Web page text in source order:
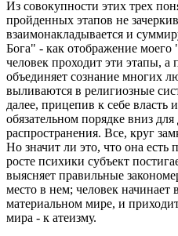
Из совокупности этих трех
пройденных этапов не
взаимонакладывается и
Бога" - как отображение
человек проходит эти этапы, а
объединяет сознание многих
выливаются в религиозные
далее, прицепив к себе власть
обязательном порядке вниз
распространения. Все, круг
Но значит ли это, что она
росте психики субъект
выясняет правильные
место в нем; человек начинает
материальном мире, и
мира - к атеизму.